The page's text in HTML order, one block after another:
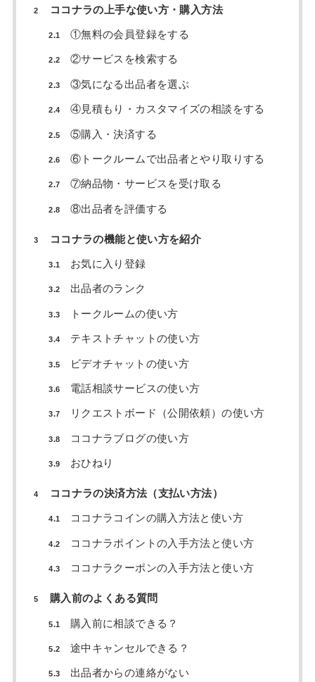
2 ココナラの上手な使い方・購入方法
2.1 ①無料の会員登録をする
2.2 ②サービスを検索する
2.3 ③気になる出品者を選ぶ
2.4 ④見積もり・カスタマイズの相談をする
2.5 ⑤購入・決済する
2.6 ⑥トークルームで出品者とやり取りする
2.7 ⑦納品物・サービスを受け取る
2.8 ⑧出品者を評価する
3 ココナラの機能と使い方を紹介
3.1 お気に入り登録
3.2 出品者のランク
3.3 トークルームの使い方
3.4 テキストチャットの使い方
3.5 ビデオチャットの使い方
3.6 電話相談サービスの使い方
3.7 リクエストボード（公開依頼）の使い方
3.8 ココナラブログの使い方
3.9 おひねり
4 ココナラの決済方法（支払い方法）
4.1 ココナラコインの購入方法と使い方
4.2 ココナラポイントの入手方法と使い方
4.3 ココナラクーポンの入手方法と使い方
5 購入前のよくある質問
5.1 購入前に相談できる？
5.2 途中キャンセルできる？
5.3 出品者からの連絡がない